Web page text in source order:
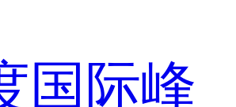
国际峰